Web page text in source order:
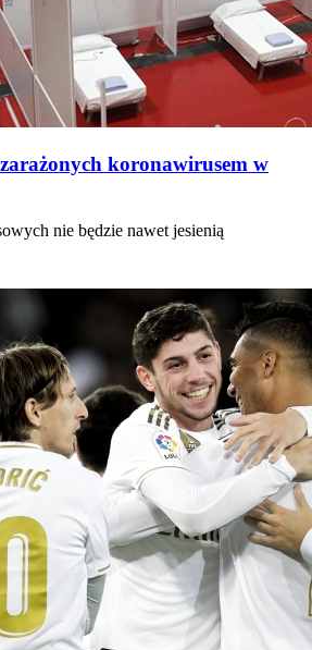
koronawirusem w
nie będzie nawet jesienią